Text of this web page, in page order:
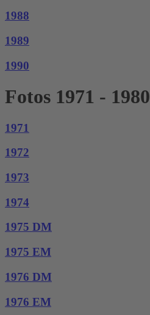
1988
1989
1990
Fotos 1971 - 1980
1971
1972
1973
1974
1975 DM
1975 EM
1976 DM
1976 EM